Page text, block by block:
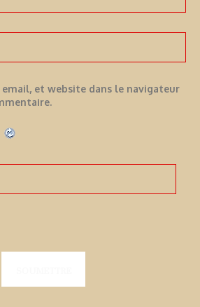
email, et website dans le navigateur